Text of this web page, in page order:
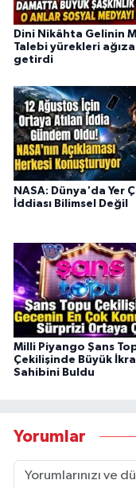
Dini Nikâhta Gelinin
Talebi yürekleri ağıza
getirdi
NASA: Dünya'da Yer
İddiası Bilimsel Değil
Milli Piyango Şans
Çekilişinde Büyük
Sahibini Buldu
Yorumlar